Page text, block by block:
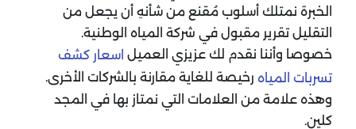
الخبرة نمتلك أسلوب مُقنع من شأنهِ أن يجعل من
التقليل تقرير مقبول في شركة المياه الوطنية.
خصوصا وأننا نقدم لك عزيزي العميل اسعار كشف
تسربات المياه رخيصة للغاية مقارنة بالشركات الأخرى.
وهذه علامة من العلامات التي نمتاز بها في المجد
كلين.